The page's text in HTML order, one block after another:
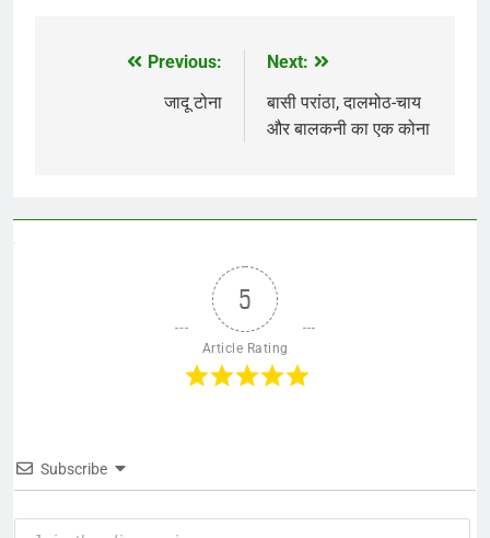
navigation
Previous:
जादू टोना
Next:
बासी परांठा, दालमोठ-चाय
और बालकनी का एक कोना
5
Article Rating
Subscribe